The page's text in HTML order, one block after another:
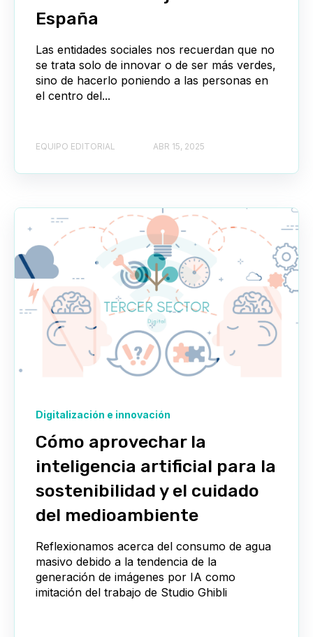
España
Las entidades sociales nos recuerdan que no
se trata solo de innovar o de ser más verdes,
sino de hacerlo poniendo a las personas en
el centro del...
EQUIPO EDITORIAL ABR 15, 2025
Digitalización e innovación
Cómo aprovechar la
inteligencia artificial para la
sostenibilidad y el cuidado
del medioambiente
Reflexionamos acerca del consumo de agua
masivo debido a la tendencia de la
generación de imágenes por IA como
imitación del trabajo de Studio Ghibli